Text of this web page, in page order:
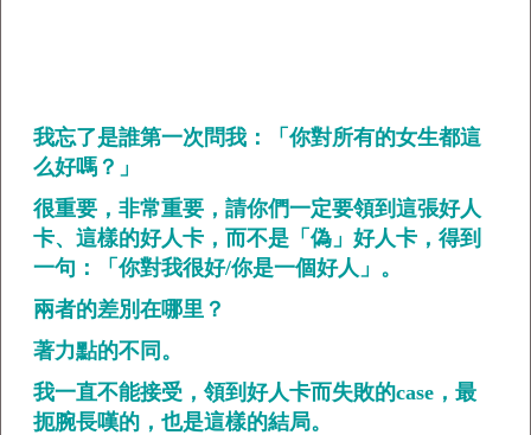
我忘了是誰第一次問我：「你對所有的女生都這
么好嗎？」
很重要，非常重要，請你們一定要領到這張好人
卡、這樣的好人卡，而不是「偽」好人卡，得到
一句：「你對我很好/你是一個好人」。
兩者的差別在哪里？
著力點的不同。
我一直不能接受，領到好人卡而失敗的case，最
扼腕長嘆的，也是這樣的結局。